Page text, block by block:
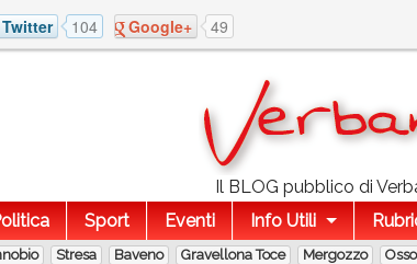
Twitter 104 Google+ 49
Il BLOG pubblico di
Sport Eventi Info Utili
Stresa Baveno Gravellona Toce Mergozzo